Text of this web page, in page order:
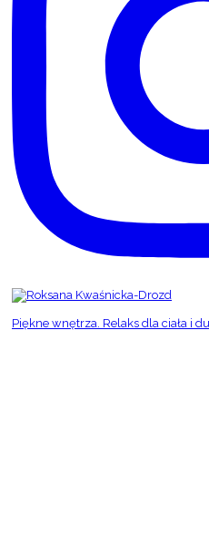
Piękne wnętrza. Relaks dla ciała i